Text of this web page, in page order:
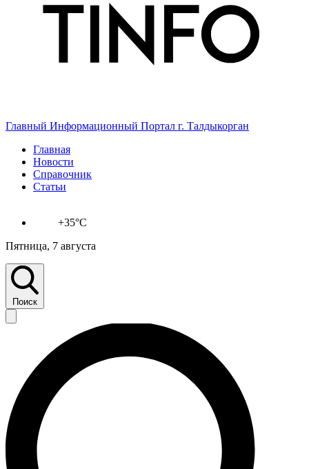
Главный Информационный Портал г. Талдыкорган
Главная
Новости
Справочник
Статьи
+35°C
Пятница, 7 августа
Поиск